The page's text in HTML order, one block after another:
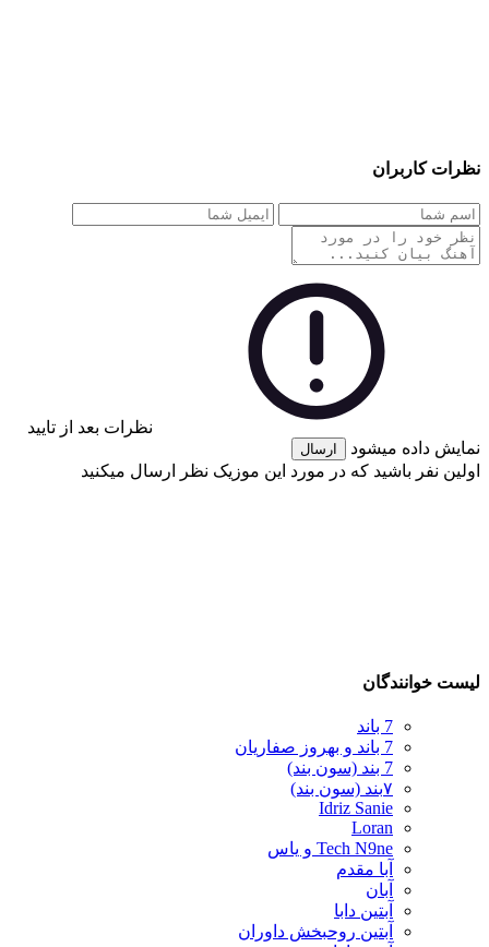
نظرات کاربران
نظرات بعد از تایید
نمایش داده میشود
ارسال
اولین نفر باشید که در مورد این موزیک نظر ارسال میکنید
لیست خوانندگان
7 باند
7 باند و بهروز صفاریان
7 بند (سون بند)
۷بند (سون بند)
Idriz Sanie
Loran
Tech N9ne و یاس
آبا مقدم
آبان
آبتین دابا
آبتین روحبخش داوران